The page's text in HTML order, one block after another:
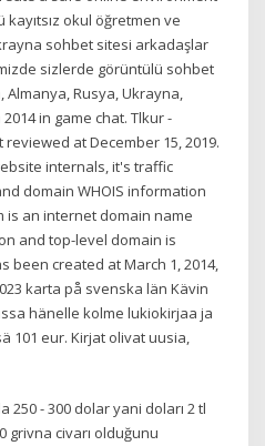
okul öğretmen ve
sohbet sitesi arkadaşlar
sizlerde görüntülü sohbet
Almanya, Rusya, Ukrayna,
in game chat. Tlkur -
at December 15, 2019.
internals, it's traffic
domain WHOIS information
is an internet domain name
and top-level domain is
been created at March 1, 2014,
karta på svenska län Kävin
hänelle kolme lukiokirjaa ja
101 eur. Kirjat olivat uusia,
250 - 300 dolar yani doları 2 tl
grivna civarı olduğunu